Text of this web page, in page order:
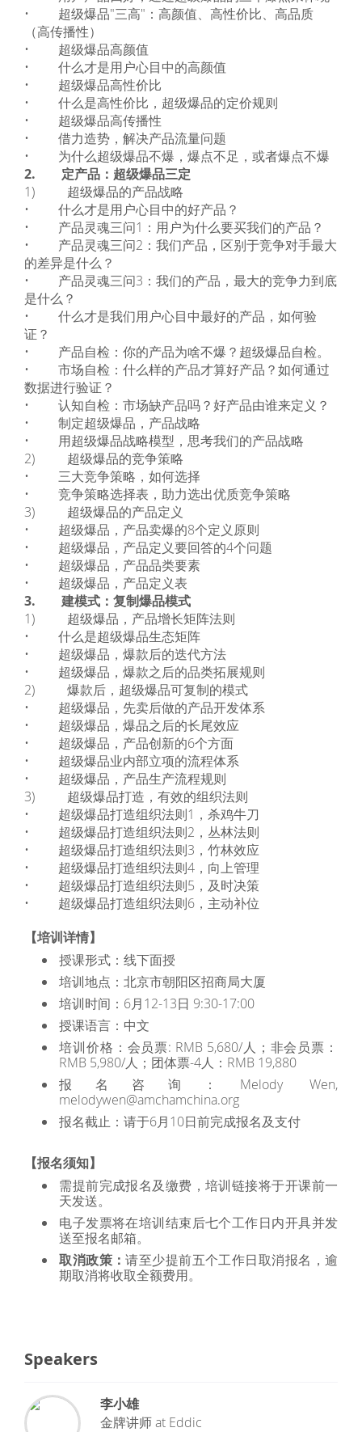
• 超级爆品"三高"：高颜值、高性价比、高品质
（高传播性）
• 超级爆品高颜值
• 什么才是用户心目中的高颜值
• 超级爆品高性价比
• 什么是高性价比，超级爆品的定价规则
• 超级爆品高传播性
• 借力造势，解决产品流量问题
• 为什么超级爆品不爆，爆点不足，或者爆点不爆
2. 定产品：超级爆品三定
1) 超级爆品的产品战略
• 什么才是用户心目中的好产品？
• 产品灵魂三问1：用户为什么要买我们的产品？
• 产品灵魂三问2：我们产品，区别于竞争对手最大
的差异是什么？
• 产品灵魂三问3：我们的产品，最大的竞争力到底
是什么？
• 什么才是我们用户心目中最好的产品，如何验
证？
• 产品自检：你的产品为啥不爆？超级爆品自检。
• 市场自检：什么样的产品才算好产品？如何通过
数据进行验证？
• 认知自检：市场缺产品吗？好产品由谁来定义？
• 制定超级爆品，产品战略
• 用超级爆品战略模型，思考我们的产品战略
2) 超级爆品的竞争策略
• 三大竞争策略，如何选择
• 竞争策略选择表，助力选出优质竞争策略
3) 超级爆品的产品定义
• 超级爆品，产品卖爆的8个定义原则
• 超级爆品，产品定义要回答的4个问题
• 超级爆品，产品品类要素
• 超级爆品，产品定义表
3. 建模式：复制爆品模式
1) 超级爆品，产品增长矩阵法则
• 什么是超级爆品生态矩阵
• 超级爆品，爆款后的迭代方法
• 超级爆品，爆款之后的品类拓展规则
2) 爆款后，超级爆品可复制的模式
• 超级爆品，先卖后做的产品开发体系
• 超级爆品，爆品之后的长尾效应
• 超级爆品，产品创新的6个方面
• 超级爆品业内部立项的流程体系
• 超级爆品，产品生产流程规则
3) 超级爆品打造，有效的组织法则
• 超级爆品打造组织法则1，杀鸡牛刀
• 超级爆品打造组织法则2，丛林法则
• 超级爆品打造组织法则3，竹林效应
• 超级爆品打造组织法则4，向上管理
• 超级爆品打造组织法则5，及时决策
• 超级爆品打造组织法则6，主动补位
【培训详情】
授课形式：线下面授
培训地点：北京市朝阳区招商局大厦
培训时间：6月12-13日 9:30-17:00
授课语言：中文
培训价格：会员票: RMB 5,680/人；非会员票：
RMB 5,980/人；团体票-4人：RMB 19,880
报名咨询：Melody Wen,
melodywen@amchamchina.org
报名截止：请于6月10日前完成报名及支付
【报名须知】
需提前完成报名及缴费，培训链接将于开课前一
天发送。
电子发票将在培训结束后七个工作日内开具并发
送至报名邮箱。
取消政策：请至少提前五个工作日取消报名，逾
期取消将收取全额费用。
Speakers
李小雄
金牌讲师at Eddic